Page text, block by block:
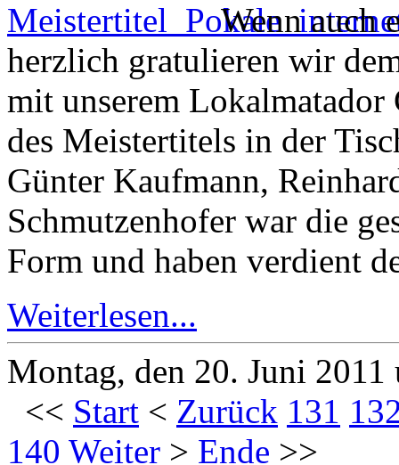
Wenn auch
herzlich gratulieren wir
mit unserem
des Meistertitels in der
Günter Kaufmann,
Schmutzenhofer war die
Form und haben verdient
Weiterlesen...
Montag, den 20. Juni
<< Start < Zurück 131
140 Weiter > Ende >>